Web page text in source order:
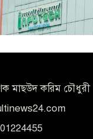
মাছউদ করিম চৌধুরী